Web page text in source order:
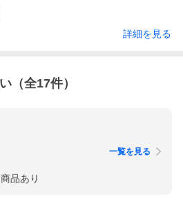
詳細を見る
（全17件）
品あり
一覧を見る